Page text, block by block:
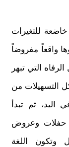
للتغيرات
واقعاً مفروضاً
التي تبهر
التسهيلات من
اليد، ثم تبدأ
حفلات وعروض
وتكون اللغة